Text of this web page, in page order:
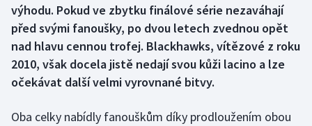
Curling
Dostihy
Florbal
výhodu. Pokud ve zbytku finálové série nezaváhají
před svými fanoušky, po dvou letech zvednou opět
nad hlavu cennou trofej. Blackhawks, vítězové z roku
2010, však docela jistě nedají svou kůži lacino a lze
očekávat další velmi vyrovnané bitvy.
Oba celky nabídly fanouškům díky prodloužením obou